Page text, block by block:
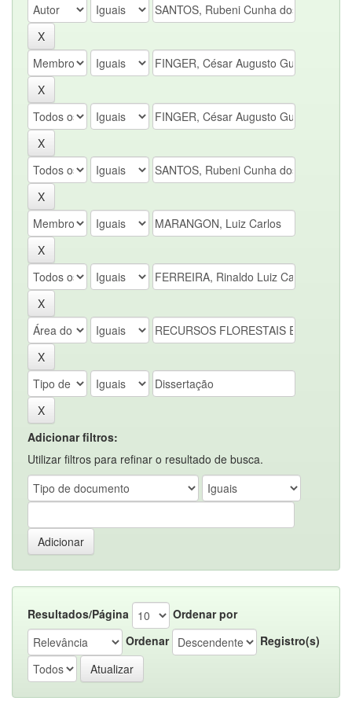
Adicionar filtros:
Utilizar filtros para refinar o resultado de busca.
Resultados/Página
Ordenar por
Ordenar
Registro(s)